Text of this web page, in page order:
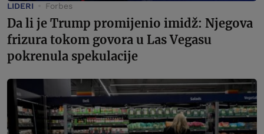
LIDERI Forbes
Da li je Trump promijenio imidž: Njegova
frizura tokom govora u Las Vegasu
pokrenula spekulacije